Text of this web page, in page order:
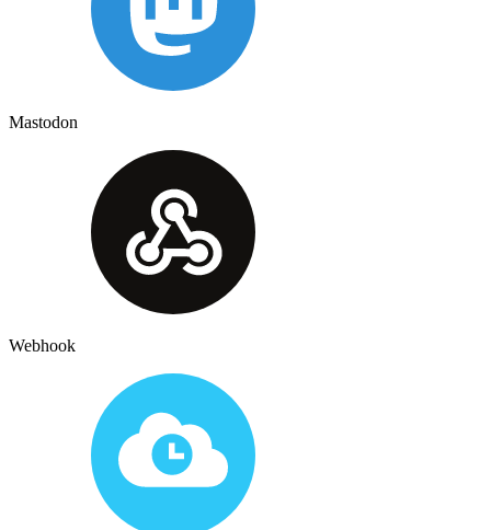
Mastodon
Webhook